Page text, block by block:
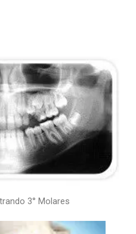
3° Molares